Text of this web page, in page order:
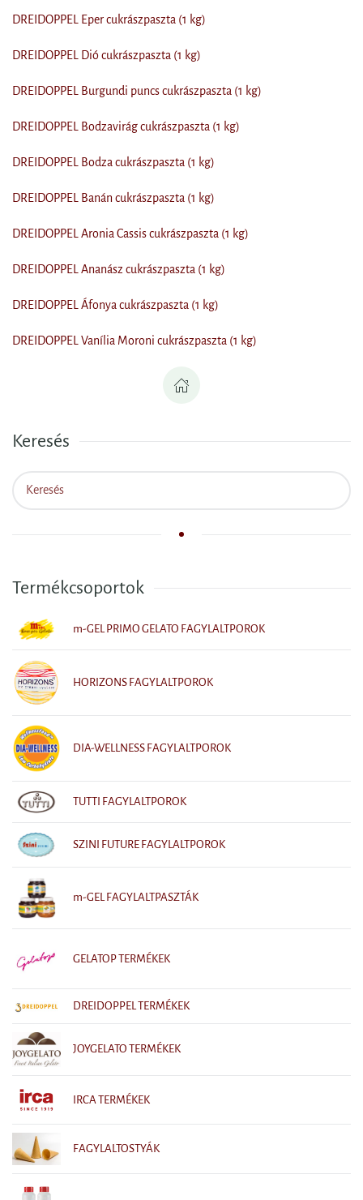
DREIDOPPEL Eper cukrászpaszta (1 kg)
DREIDOPPEL Dió cukrászpaszta (1 kg)
DREIDOPPEL Burgundi puncs cukrászpaszta (1 kg)
DREIDOPPEL Bodzavirág cukrászpaszta (1 kg)
DREIDOPPEL Bodza cukrászpaszta (1 kg)
DREIDOPPEL Banán cukrászpaszta (1 kg)
DREIDOPPEL Aronia Cassis cukrászpaszta (1 kg)
DREIDOPPEL Ananász cukrászpaszta (1 kg)
DREIDOPPEL Áfonya cukrászpaszta (1 kg)
DREIDOPPEL Vanília Moroni cukrászpaszta (1 kg)
Keresés
Termékcsoportok
m-GEL PRIMO GELATO FAGYLALTPOROK
HORIZONS FAGYLALTPOROK
DIA-WELLNESS FAGYLALTPOROK
TUTTI FAGYLALTPOROK
SZINI FUTURE FAGYLALTPOROK
m-GEL FAGYLALTPASZTÁK
GELATOP TERMÉKEK
DREIDOPPEL TERMÉKEK
JOYGELATO TERMÉKEK
IRCA TERMÉKEK
FAGYLALTOSTYÁK